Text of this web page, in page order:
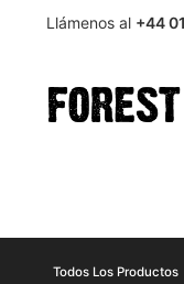
Llámenos al +44
Todos Los Productos